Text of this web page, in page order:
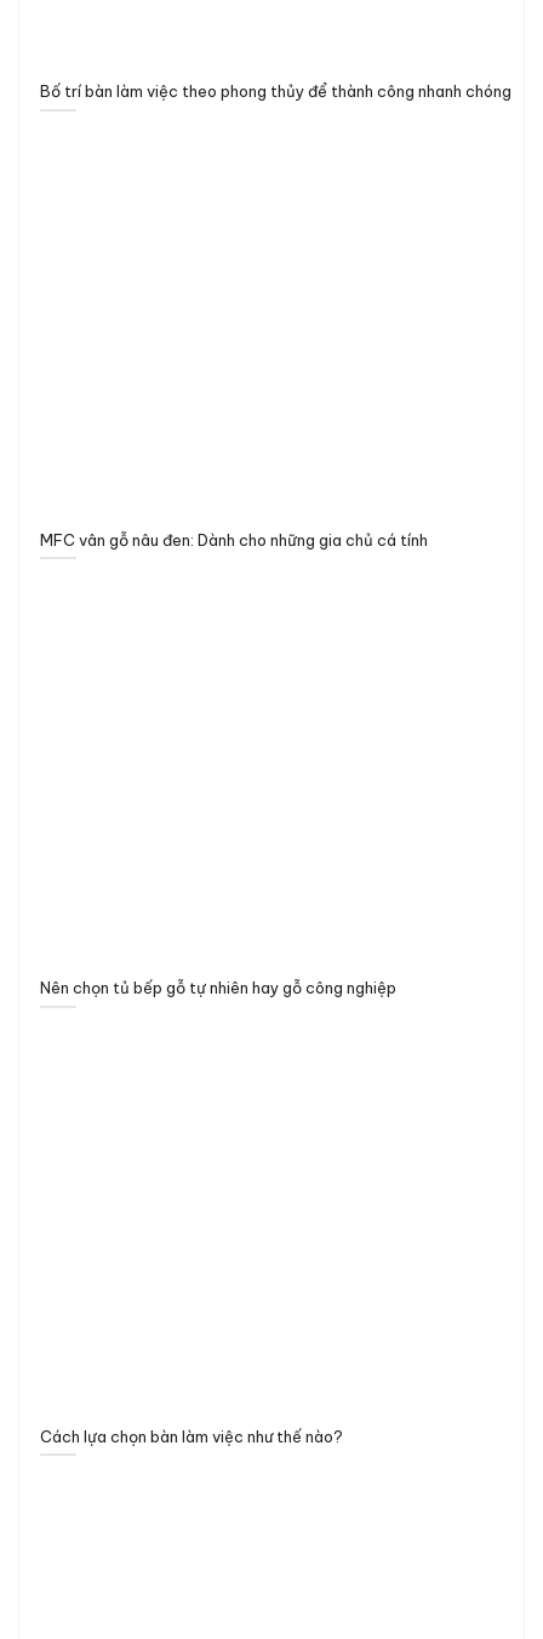
Bố trí bàn làm việc theo phong thủy để thành công nhanh chóng
MFC vân gỗ nâu đen: Dành cho những gia chủ cá tính
Nên chọn tủ bếp gỗ tự nhiên hay gỗ công nghiệp
Cách lựa chọn bàn làm việc như thế nào?